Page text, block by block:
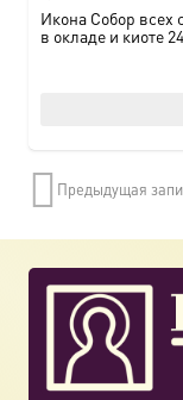
Икона Собор всех
в окладе и киоте
Предыдущая